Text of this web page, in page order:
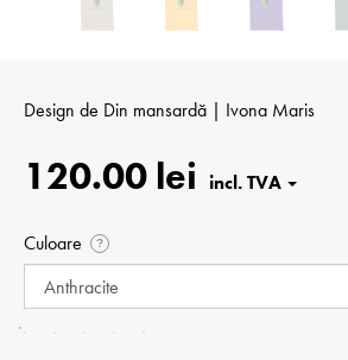
Design de Din mansardă | Ivona Maris
120.00 lei
Culoare ?